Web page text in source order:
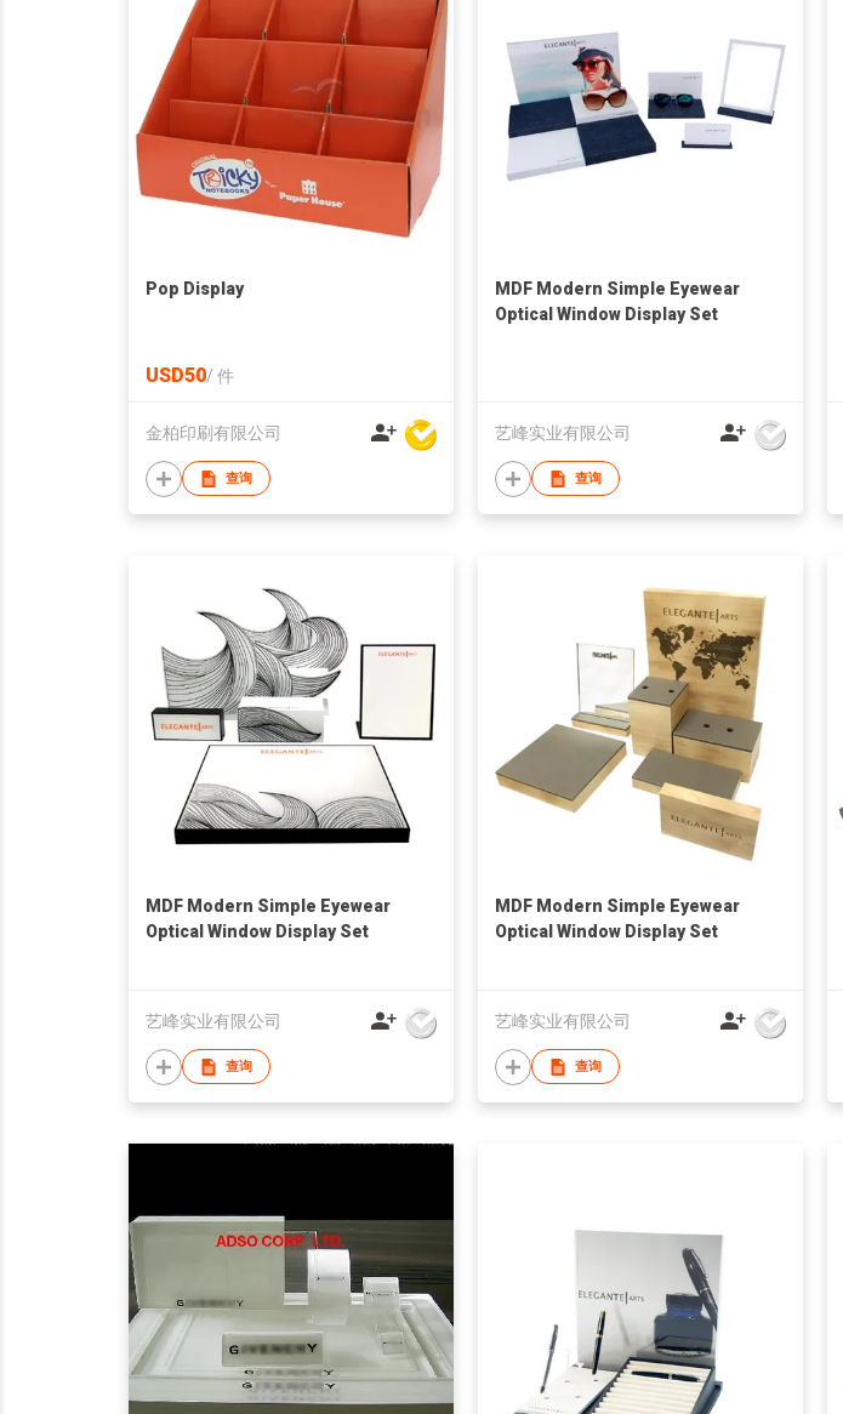
Pop Display
USD50/ 件
金柏印刷有限公司
查询
MDF Modern Simple Eyewear
Optical Window Display Set
艺峰实业有限公司
查询
MDF Modern Simple Eyewear
Optical Window Display Set
艺峰实业有限公司
查询
MDF Modern Simple Eyewear
Optical Window Display Set
艺峰实业有限公司
查询